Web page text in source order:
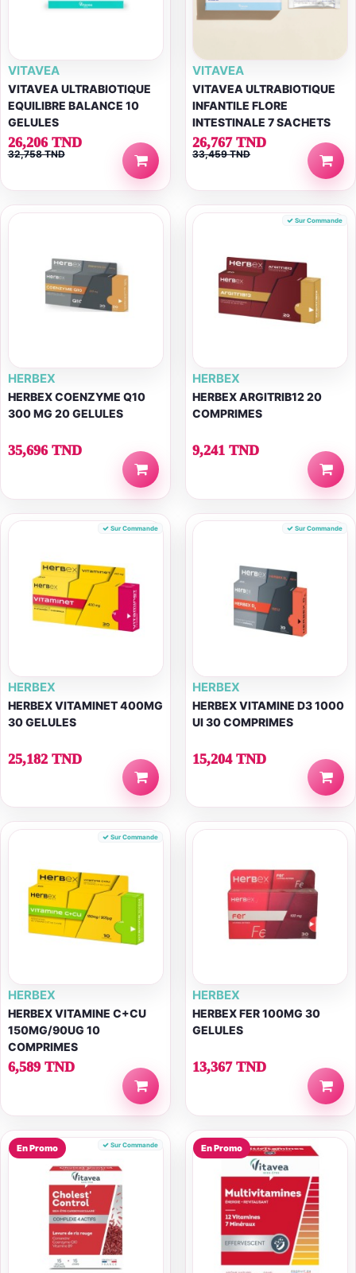
VITAVEA
VITAVEA ULTRABIOTIQUE
EQUILIBRE BALANCE 10
GELULES
26,206 TND
32,758 TND
VITAVEA
VITAVEA ULTRABIOTIQUE
INFANTILE FLORE
INTESTINALE 7 SACHETS
26,767 TND
33,459 TND
HERBEX
HERBEX COENZYME Q10
300 MG 20 GELULES
35,696 TND
Sur Commande
HERBEX
HERBEX ARGITRIB12 20
COMPRIMES
9,241 TND
Sur Commande
HERBEX
HERBEX VITAMINET 400MG
30 GELULES
25,182 TND
Sur Commande
HERBEX
HERBEX VITAMINE D3 1000
UI 30 COMPRIMES
15,204 TND
Sur Commande
HERBEX
HERBEX VITAMINE C+CU
150MG/90UG 10
COMPRIMES
6,589 TND
HERBEX
HERBEX FER 100MG 30
GELULES
13,367 TND
En Promo Sur Commande En Promo